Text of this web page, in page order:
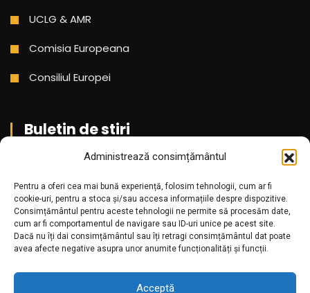
Administrează consimțământul
Pentru a oferi cea mai bună experiență, folosim tehnologii, cum ar fi
cookie-uri, pentru a stoca și/sau accesa informațiile despre dispozitive.
Consimțământul pentru aceste tehnologii ne permite să procesăm date,
cum ar fi comportamentul de navigare sau ID-uri unice pe acest site.
Dacă nu îți dai consimțământul sau îți retragi consimțământul dat poate
avea afecte negative asupra unor anumite funcționalități și funcții.
Acceptă
UCLG & AMR
Comisia Europeana
Consiliul Europei
Buletin de stiri
Aboneaza-te pentru a primi cele mai noi stiri din partea
noastra!